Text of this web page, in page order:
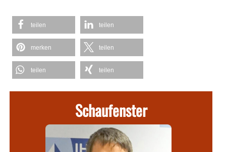
teilen teilen
merken teilen
teilen teilen
Schaufenster